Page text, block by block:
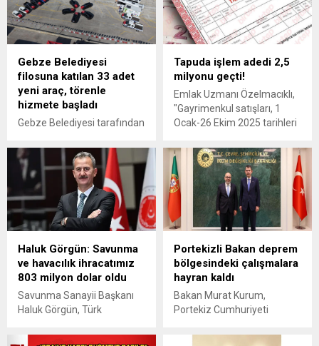
Gebze Belediyesi
filosuna katılan 33 adet
yeni araç, törenle
hizmete başladı
Gebze Belediyesi tarafından
makineleri, otomobil, otobüs
ve minibüsler için
düzenlenen törende
konuşan Gebze Belediye
Başkanı Zinnur Büyükgöz,
araçların ÖTV Kanunu'nun
ondan önceki teşviklerle
beraber satın alındığını ve bu
nedenle de belediyenin 75
milyon TL karda olduğunu
söyledi. Gebze
Tapuda işlem adedi 2,5
milyonu geçti!
Emlak Uzmanı Özelmacıklı,
"Gayrimenkul satışları, 1
Ocak-26 Ekim 2025 tarihleri
işlem adedi olarak 2 milyon
561 bin 555 adedi geride
bıraktı" dedi.
Haluk Görgün: Savunma
ve havacılık ihracatımız
803 milyon dolar oldu
Savunma Sanayii Başkanı
Haluk Görgün, Türk
sanayii, ihracatta istikrarlı
Portekizli Bakan deprem
bölgesindeki çalışmalara
hayran kaldı
Bakan Murat Kurum,
Portekiz Cumhuriyeti
Miguel Pinto Luz ile görüştü.